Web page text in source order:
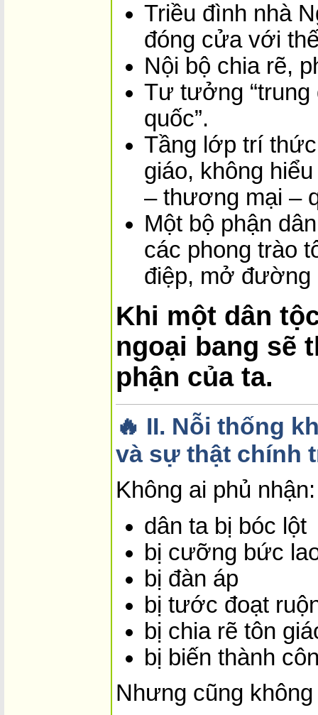
Triều đình nhà
đóng cửa với
Nội bộ chia rẽ,
Tư tưởng “trung
quốc”.
Tầng lớp trí
giáo, không
– thương mại –
Một bộ phận
các phong trào
điệp, mở đường
Khi một dân
ngoại bang sẽ
phận của ta.
🔥 II. Nỗi thống
và sự thật chính
Không ai phủ nhận:
dân ta bị bóc lột
bị cưỡng bức
bị đàn áp
bị tước đoạt
bị chia rẽ tôn
bị biến thành
Nhưng cũng